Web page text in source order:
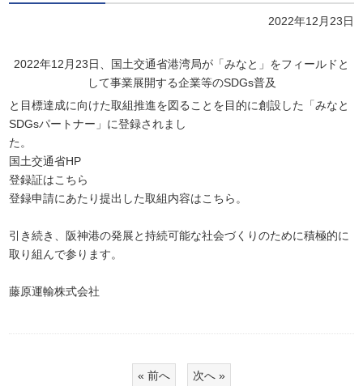
2022年12月23日
2022年12月23日、国土交通省港湾局が「みなと」をフィールドと
して事業展開する企業等のSDGs普及
と目標達成に向けた取組推進を図ることを目的に創設した「みなと
SDGsパートナー」に登録されまし
た。
国土交通省HP
登録証はこちら
登録申請にあたり提出した取組内容はこちら 。
引き続き、阪神港の発展と持続可能な社会づくりのために積極的に
取り組んで参ります。
藤原運輸株式会社
« 前へ 次へ »